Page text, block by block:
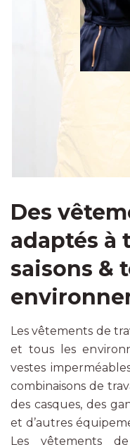
Des
adaptés à
saisons &
Les vêtements de
et tous les
vestes
combinaisons de
des casques, des
et d’autres
Les vêtements